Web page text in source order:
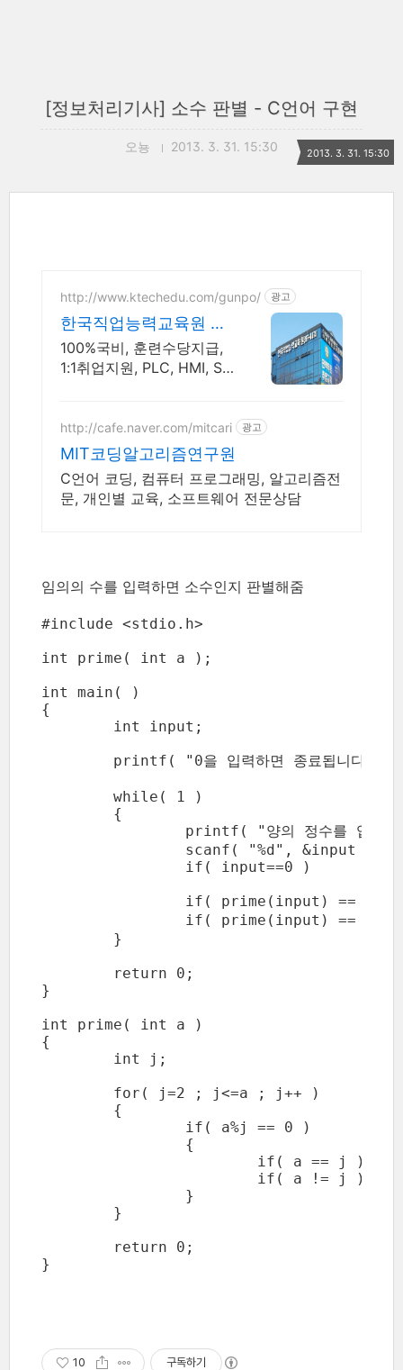
[정보처리기사] 소수 판별 - C언어 구현
오뇽 2013. 3. 31. 15:30 2013. 3. 31. 15:30
http://www.ktechedu.com/gunpo/ 광고
한국직업능력교육원 군
포캠퍼스
100%국비, 훈련수당지급,
1:1취업지원, PLC, HMI, SC
http://cafe.naver.com/mitcari 광고
MIT코딩알고리즘연구원
C언어 코딩, 컴퓨터 프로그래밍, 알고리즘전
문, 개인별 교육, 소프트웨어 전문상담
임의의 수를 입력하면 소수인지 판별해줌
#include <stdio.h>
int prime( int a );
int main( )
{
}
int prime( int a )
{
}
10 구독하기